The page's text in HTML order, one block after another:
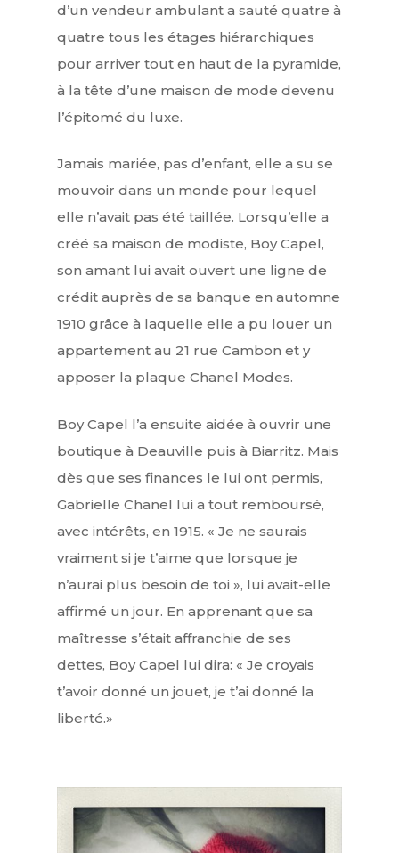
d’un vendeur ambulant a sauté quatre à
quatre tous les étages hiérarchiques
pour arriver tout en haut de la pyramide,
à la tête d’une maison de mode devenu
l’épitomé du luxe.
Jamais mariée, pas d’enfant, elle a su se
mouvoir dans un monde pour lequel
elle n’avait pas été taillée. Lorsqu’elle a
créé sa maison de modiste, Boy Capel,
son amant lui avait ouvert une ligne de
crédit auprès de sa banque en automne
1910 grâce à laquelle elle a pu louer un
appartement au 21 rue Cambon et y
apposer la plaque Chanel Modes.
Boy Capel l’a ensuite aidée à ouvrir une
boutique à Deauville puis à Biarritz. Mais
dès que ses finances le lui ont permis,
Gabrielle Chanel lui a tout remboursé,
avec intérêts, en 1915. « Je ne saurais
vraiment si je t’aime que lorsque je
n’aurai plus besoin de toi », lui avait-elle
affirmé un jour. En apprenant que sa
maîtresse s’était affranchie de ses
dettes, Boy Capel lui dira: « Je croyais
t’avoir donné un jouet, je t’ai donné la
liberté.»